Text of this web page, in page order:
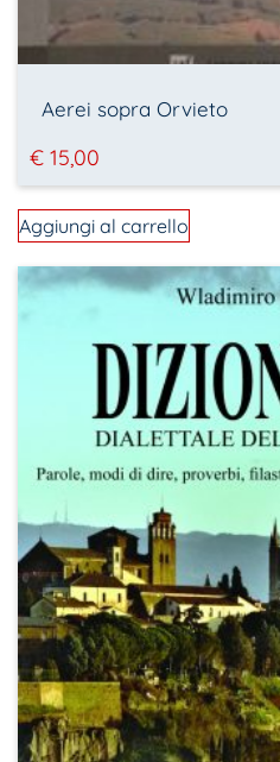
Aerei sopra Orvieto
€ 15,00
Aggiungi al carrello